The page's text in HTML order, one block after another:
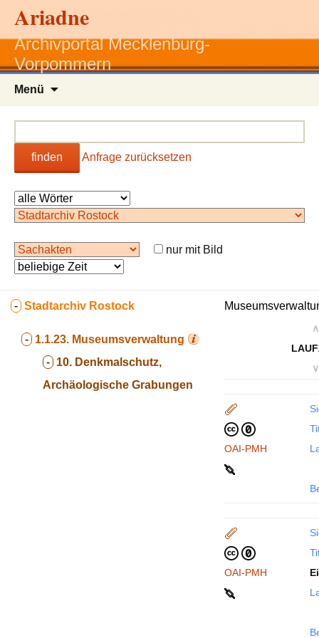
Ariadne
Archivportal Mecklenburg-
Vorpommern
Menü
finden Anfrage zurücksetzen
nur mit Bild
- Stadtarchiv Rostock
- 1.1.23. Museumsverwaltung
- 10. Denkmalschutz,
Archäologische Grabungen
∧
∨
OAI-PMH
OAI-PMH